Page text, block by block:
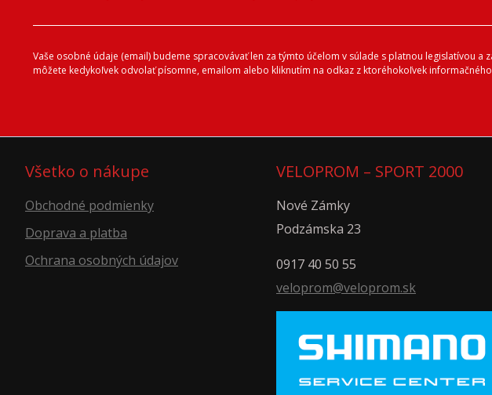
Vaše osobné údaje (email) budeme spracovávať len za týmto účelom v súlade s platnou legislatívou
môžete kedykoľvek odvolať písomne, emailom alebo kliknutím na odkaz z ktoréhokoľvek
Všetko o nákupe
Obchodné podmienky
Doprava a platba
Ochrana osobných údajov
VELOPROM – SPORT 2000
Nové Zámky
Podzámska 23
0917 40 50 55
veloprom@veloprom.sk